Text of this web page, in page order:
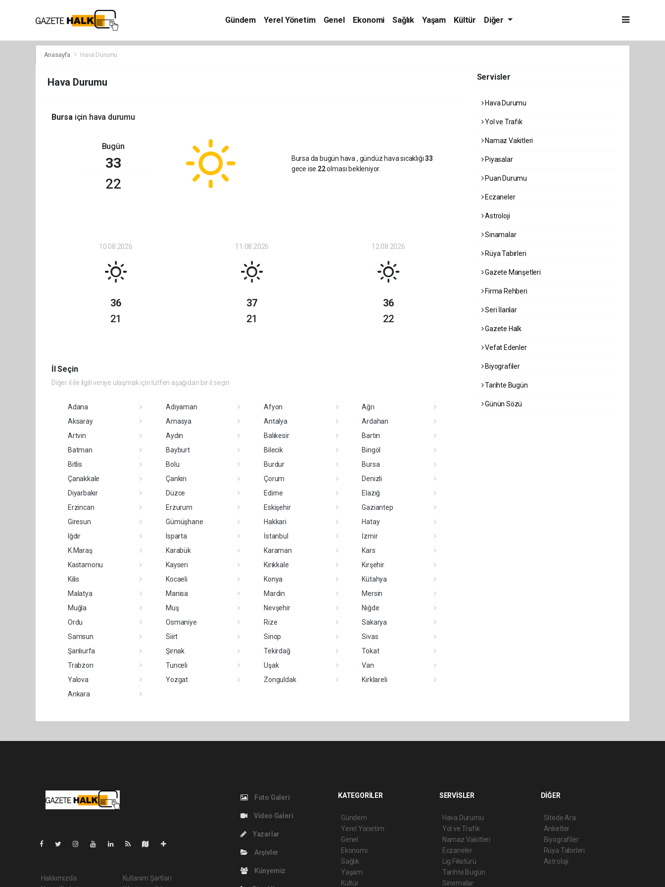
Gündem Yerel Yönetim Genel Ekonomi Sağlık Yaşam Kültür Diğer
Anasayfa Hava Durumu
Hava Durumu
Bursa için hava durumu
Bugün
33
22
Bursa da bugün hava , gündüz hava sıcaklığı33
gece ise 22olması bekleniyor.
10.08.2026
36
21
11.08.2026
37
21
12.08.2026
36
22
İl Seçin
Diğer il ile ilgili veriye ulaşmak için lütfen aşağıdan bir il seçin
Adana Adıyaman Afyon
Ağrı
Aksaray
Amasya Antalya
Ardahan
Artvin
Aydın Balıkesir
Bartın
Batman
Bayburt Bilecik
Bingöl
Bitlis
Bolu Burdur
Bursa
Çanakkale
Çankırı Çorum
Denizli
Diyarbakır
Düzce Edirne
Elazığ
Erzincan
Erzurum Eskişehir
Gaziantep
Giresun
Gümüşhane Hakkari
Hatay
Iğdır
Isparta İstanbul
İzmir
K.Maraş
Karabük Karaman
Kars
Kastamonu
Kayseri Kırıkkale
Kırşehir
Kilis
Kocaeli Konya
Kütahya
Malatya
Manisa Mardin
Mersin
Muğla
Muş Nevşehir
Niğde
Ordu
Osmaniye Rize
Sakarya
Samsun
Siirt Sinop
Sivas
Şanlıurfa
Şırnak Tekirdağ
Tokat
Trabzon
Tunceli Uşak
Van
Yalova
Yozgat Zonguldak
Kırklareli
Ankara
Servisler
Hava Durumu
Yol ve Trafik
Namaz Vakitleri
Piyasalar
Puan Durumu
Eczaneler
Astroloji
Sinamalar
Rüya Tabirleri
Gazete Manşetleri
Firma Rehberi
Seri İlanlar
Gazete Halk
Vefat Edenler
Biyografiler
Tarihte Bugün
Günün Sözü
Hakkımızda
Kullanım Şartları
Foto Galeri
Video Galeri
Yazarlar
Arşivler
Künyemiz
KATEGORİLER
Gündem
Yerel Yönetim
Genel
Ekonomi
Sağlık
Yaşam
Kültür
SERVİSLER
Hava Durumu
Yol ve Trafik
Namaz Vakitleri
Eczaneler
Lig Fikstürü
Tarihte Bugün
Sinemalar
DİĞER
Sitede Ara
Anketler
Biyografiler
Rüya Tabirleri
Astroloji